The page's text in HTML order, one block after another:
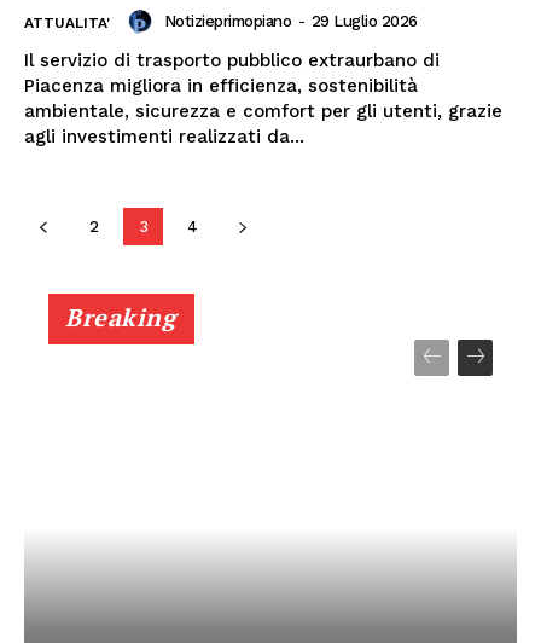
ATTUALITA' Notizieprimopiano - 29 Luglio 2026
Il servizio di trasporto pubblico extraurbano di
Piacenza migliora in efficienza, sostenibilità
ambientale, sicurezza e comfort per gli utenti, grazie
agli investimenti realizzati da...
2 3 4
Breaking